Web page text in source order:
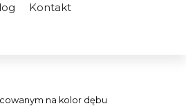
Kontakt
na kolor dębu